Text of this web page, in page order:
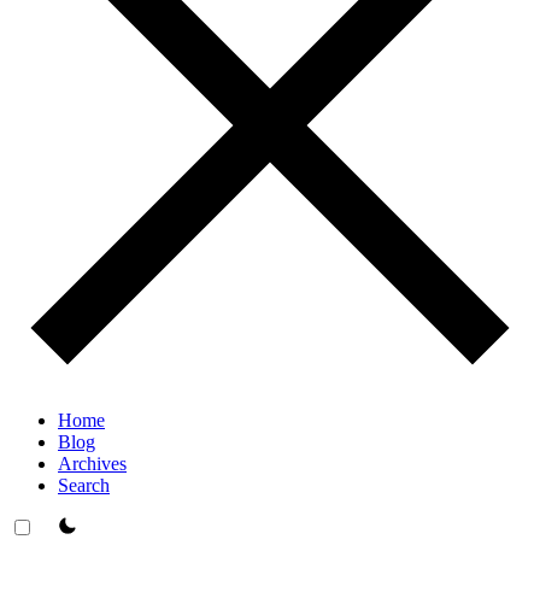
Home
Blog
Archives
Search
theme switcher